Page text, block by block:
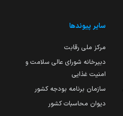
سایر پیوندها
مرکز ملی رقابت
دبیرخانه شورای عالی سلامت و
امنیت غذایی
سازمان برنامه بودجه کشور
دیوان محاسبات کشور